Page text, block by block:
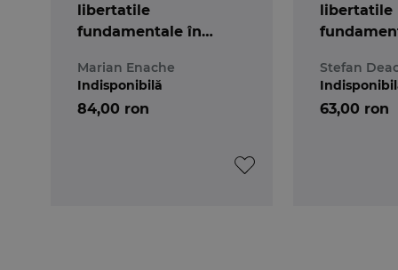
libertatile
fundamentale în
Constitutionale.
Volumul I
Marian Enache
84,00 ron
Indisponibilă
libertatile
Volumul II
Stefan
63,00 ron